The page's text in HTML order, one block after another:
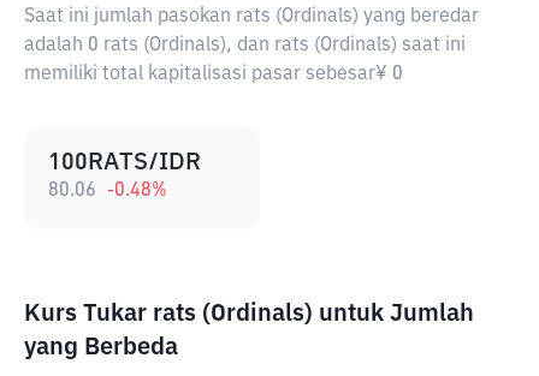
Saat ini jumlah pasokan rats (Ordinals) yang beredar
adalah 0 rats (Ordinals), dan rats (Ordinals) saat ini
memiliki total kapitalisasi pasar sebesar¥ 0
100RATS/IDR
80.06 -0.48%
Kurs Tukar rats (Ordinals) untuk Jumlah
yang Berbeda